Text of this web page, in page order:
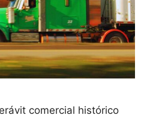
comercial histórico